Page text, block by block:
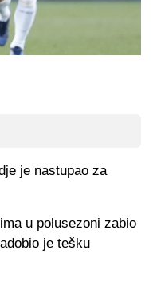
je nastupao za
u polusezoni zabio
je tešku